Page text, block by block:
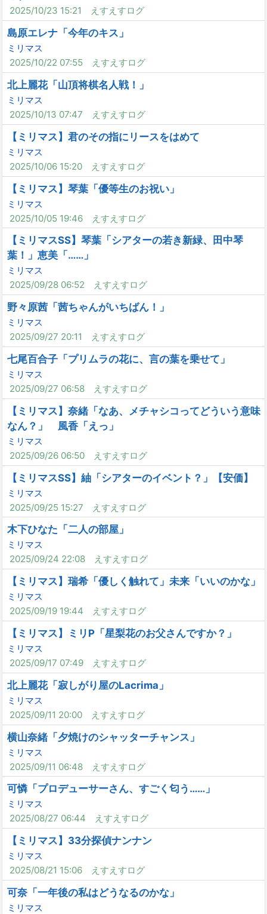
2025/10/23 15:21
えすえすログ
島原エレナ「今年のキス」
ミリマス
2025/10/22 07:55
えすえすログ
北上麗花「山頂将棋名人戦！」
ミリマス
2025/10/13 07:47
えすえすログ
【ミリマス】君のその指にリースをはめて
ミリマス
2025/10/06 15:20
えすえすログ
【ミリマス】琴葉「優等生のお祝い」
ミリマス
2025/10/05 19:46
えすえすログ
【ミリマスSS】琴葉「シアターの若き新緑、田中琴
葉！」恵美「……」
ミリマス
2025/09/28 06:52
えすえすログ
野々原茜「茜ちゃんがいちばん！」
ミリマス
2025/09/27 20:11
えすえすログ
七尾百合子「プリムラの花に、言の葉を乗せて」
ミリマス
2025/09/27 06:58
えすえすログ
【ミリマス】奈緒「なあ、メチャシコってどういう意味
なん？」 風香「えっ」
ミリマス
2025/09/26 06:50
えすえすログ
【ミリマスSS】紬「シアターのイベント？」【安価】
ミリマス
2025/09/25 15:27
えすえすログ
木下ひなた「二人の部屋」
ミリマス
2025/09/24 22:08
えすえすログ
【ミリマス】瑞希「優しく触れて」未来「いいのかな」
ミリマス
2025/09/19 19:44
えすえすログ
【ミリマス】ミリP「星梨花のお父さんですか？」
ミリマス
2025/09/17 07:49
えすえすログ
北上麗花「寂しがり屋のLacrima」
ミリマス
2025/09/11 20:00
えすえすログ
横山奈緒「夕焼けのシャッターチャンス」
ミリマス
2025/09/11 06:48
えすえすログ
可憐「プロデューサーさん、すごく匂う……」
ミリマス
2025/08/27 06:44
えすえすログ
【ミリマス】33分探偵ナンナン
ミリマス
2025/08/21 15:06
えすえすログ
可奈「一年後の私はどうなるのかな」
ミリマス